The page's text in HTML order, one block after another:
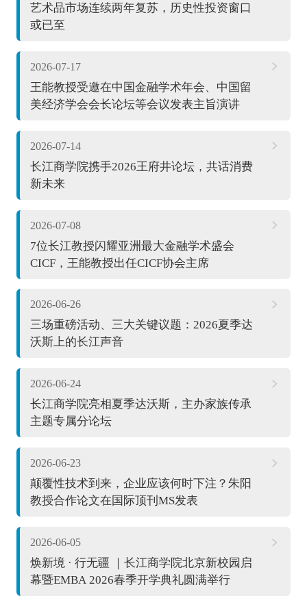
艺术品市场连续两年复苏，历史性投资窗口
或已至
2026-07-17
王能教授受邀在中国金融学术年会、中国留
美经济学会会长论坛等会议发表主旨演讲
2026-07-14
长江商学院携手2026王府井论坛，共话消费
新未来
2026-07-08
7位长江教授闪耀亚洲最大金融学术盛会
CICF，王能教授出任CICF协会主席
2026-06-26
三场重磅活动、三大关键议题：2026夏季达
沃斯上的长江声音
2026-06-24
长江商学院亮相夏季达沃斯，主办家族传承
主题专属分论坛
2026-06-23
颠覆性技术到来，企业应该何时下注？朱阳
教授合作论文在国际顶刊MS发表
2026-06-05
焕新境 · 行无疆 ｜长江商学院北京新校园启
幕暨EMBA 2026春季开学典礼圆满举行